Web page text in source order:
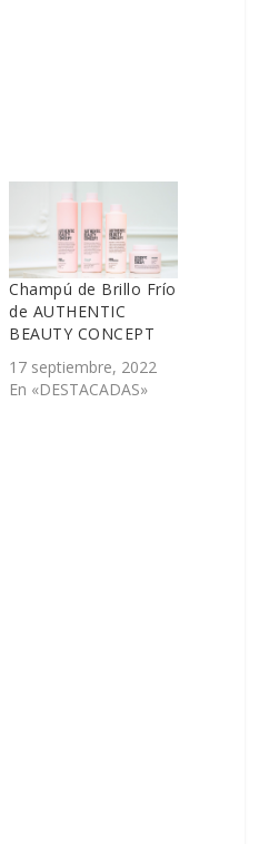
Champú de Brillo Frío
de AUTHENTIC
BEAUTY CONCEPT
17 septiembre, 2022
En «DESTACADAS»